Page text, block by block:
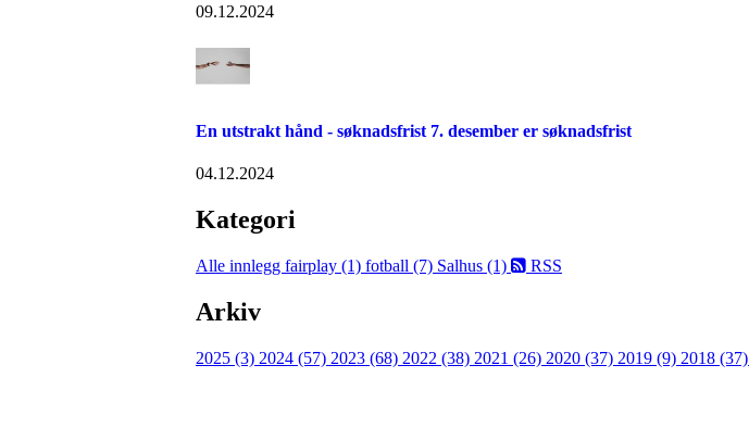
09.12.2024
En utstrakt hånd - søknadsfrist 7. desember er søknadsfrist
04.12.2024
Kategori
Alle innlegg fairplay (1) fotball (7) Salhus (1) RSS
Arkiv
2025 (3) 2024 (57) 2023 (68) 2022 (38) 2021 (26) 2020 (37) 2019 (9) 2018 (37)